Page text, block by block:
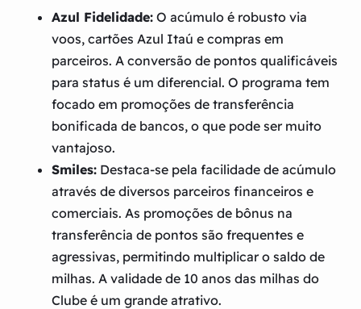
Azul Fidelidade: O acúmulo é robusto via
voos, cartões Azul Itaú e compras em
parceiros. A conversão de pontos qualificáveis
para status é um diferencial. O programa tem
focado em promoções de transferência
bonificada de bancos, o que pode ser muito
vantajoso.
Smiles: Destaca-se pela facilidade de acúmulo
através de diversos parceiros financeiros e
comerciais. As promoções de bônus na
transferência de pontos são frequentes e
agressivas, permitindo multiplicar o saldo de
milhas. A validade de 10 anos das milhas do
Clube é um grande atrativo.